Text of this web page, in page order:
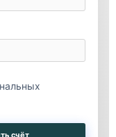
счёт